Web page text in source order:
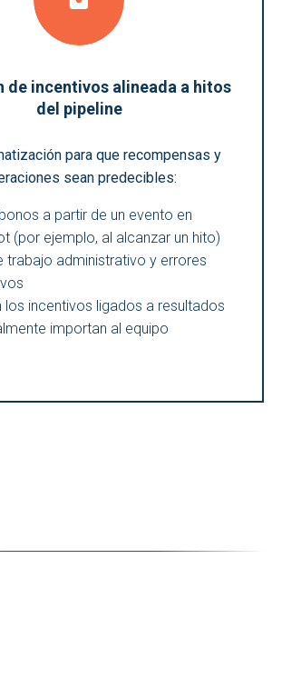
de incentivos alineada a hitos
del pipeline
para que recompensas y
sean predecibles:
a partir de un evento en
(por ejemplo, al alcanzar un hito)
trabajo administrativo y errores
los incentivos ligados a resultados
importan al equipo